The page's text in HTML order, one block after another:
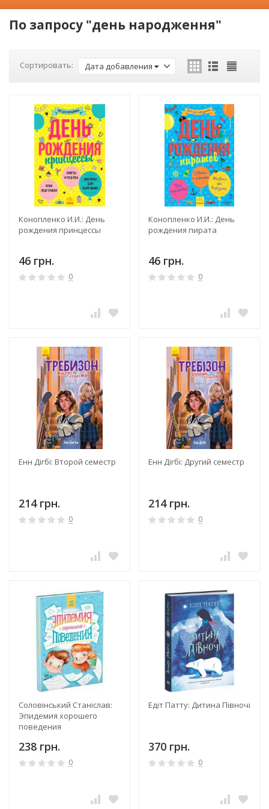
По запросу "день народження"
Сортировать: Дата добавления
Конопленко И.И.: День
рождения принцессы
46 грн.
0
Конопленко И.И.: День
рождения пирата
46 грн.
0
Енн Дігбі: Второй семестр
214 грн.
0
Енн Дігбі: Другий семестр
214 грн.
0
Соловінський Станіслав:
Эпидемия хорошего
поведения
238 грн.
0
Едіт Патту: Дитина Півночі
370 грн.
0